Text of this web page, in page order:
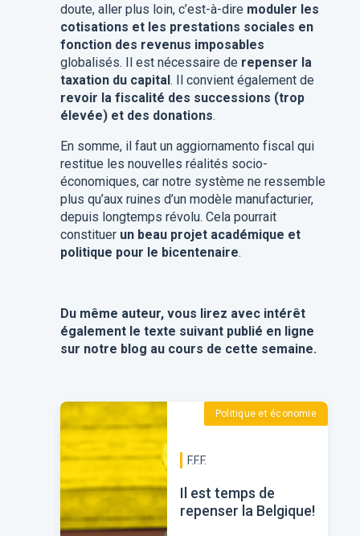
doute, aller plus loin, c’est-à-dire moduler les
cotisations et les prestations sociales en
fonction des revenus imposables
globalisés. Il est nécessaire de repenser la
taxation du capital. Il convient également de
revoir la fiscalité des successions (trop
élevée) et des donations.
En somme, il faut un aggiornamento fiscal qui
restitue les nouvelles réalités socio-
économiques, car notre système ne ressemble
plus qu’aux ruines d’un modèle manufacturier,
depuis longtemps révolu. Cela pourrait
constituer un beau projet académique et
politique pour le bicentenaire.
Du même auteur, vous lirez avec intérêt
également le texte suivant publié en ligne
sur notre blog au cours de cette semaine.
Politique et économie
F.F.F.
Il est temps de
repenser la Belgique!